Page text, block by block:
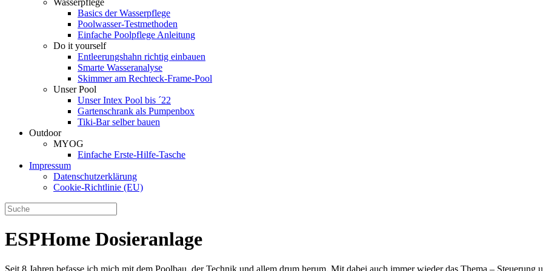
Wasserpflege
Basics der Wasserpflege
Poolwasser-Testmethoden
Einfache Poolpflege Anleitung
Do it yourself
Ent­leerungs­hahn richtig einbauen
Smarte Wasseranalyse
Skimmer am Rechteck-Frame-Pool
Unser Pool
Unser Intex Pool bis ´22
Gartenschrank als Pumpenbox
Tiki-Bar selber bauen
Outdoor
MYOG
Einfache Erste-Hilfe-Tasche
Impressum
Datenschutzerklärung
Cookie-Richtlinie (EU)
ESPHome Dosieranlage
Seit 8 Jahren befasse ich mich mit dem Poolbau, der Technik und allem drum herum. Mit dabei auch immer wieder das Thema –